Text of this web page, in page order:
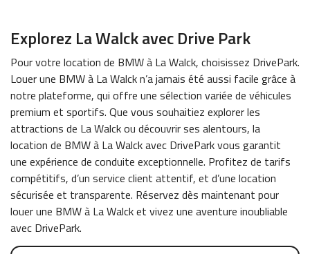
Explorez La Walck avec Drive Park
Pour votre location de BMW à La Walck, choisissez DrivePark.
Louer une BMW à La Walck n’a jamais été aussi facile grâce à
notre plateforme, qui offre une sélection variée de véhicules
premium et sportifs. Que vous souhaitiez explorer les
attractions de La Walck ou découvrir ses alentours, la
location de BMW à La Walck avec DrivePark vous garantit
une expérience de conduite exceptionnelle. Profitez de tarifs
compétitifs, d’un service client attentif, et d’une location
sécurisée et transparente. Réservez dès maintenant pour
louer une BMW à La Walck et vivez une aventure inoubliable
avec DrivePark.